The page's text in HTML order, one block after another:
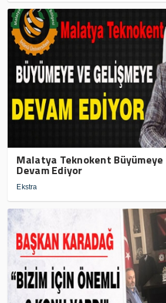
Malatya Teknokent Büyümeye
Devam Ediyor
Ekstra